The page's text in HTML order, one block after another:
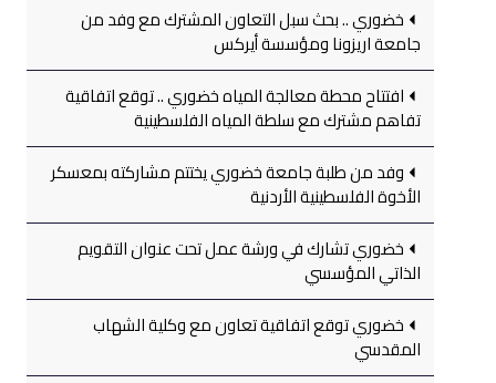
خضوري .. بحث سبل التعاون المشترك مع وفد من
جامعة اريزونا ومؤسسة أيركس
افتتاح محطة معالجة المياه خضوري .. توقع اتفاقية
تفاهم مشترك مع سلطة المياه الفلسطينية
وفد من طلبة جامعة خضوري يختتم مشاركته بمعسكر
الأخوة الفلسطينية الأردنية
خضوري تشارك في ورشة عمل تحت عنوان التقويم
الذاتي المؤسسي
خضوري توقع اتفاقية تعاون مع وكلية الشهاب
المقدسي